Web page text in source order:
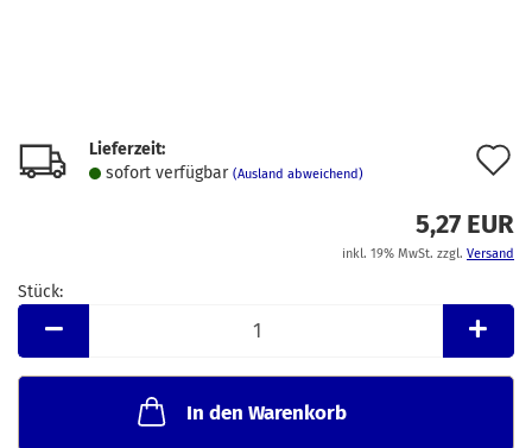
Lieferzeit:
sofort verfügbar (Ausland abweichend)
5,27 EUR
inkl. 19% MwSt. zzgl. Versand
Stück:
Stück
In den Warenkorb